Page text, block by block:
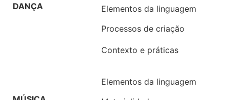
DANÇA
Elementos da linguagem
Processos de criação
Contexto e práticas
Elementos da linguagem